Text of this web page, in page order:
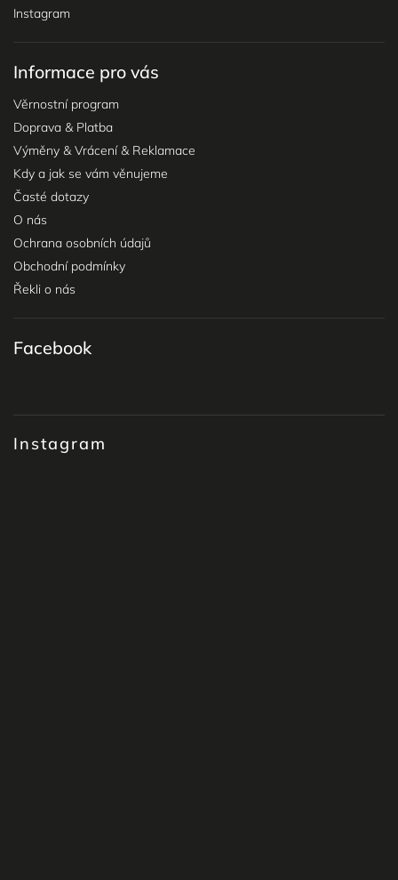
Instagram
Informace pro vás
Věrnostní program
Doprava & Platba
Výměny & Vrácení & Reklamace
Kdy a jak se vám věnujeme
Časté dotazy
O nás
Ochrana osobních údajů
Obchodní podmínky
Řekli o nás
Instagram
Facebook